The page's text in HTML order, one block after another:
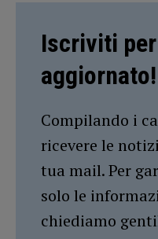
Iscriviti
aggiornato!
Compilando i
ricevere le
tua mail. Per
solo le
chiediamo